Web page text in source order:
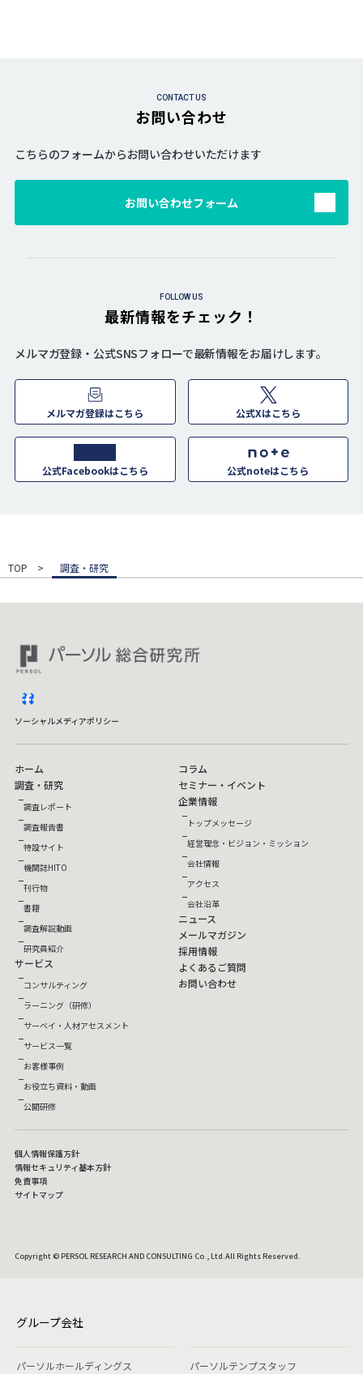
CONTACT US
お問い合わせ
こちらのフォームからお問い合わせいただけます
お問い合わせフォーム
FOLLOW US
最新情報をチェック！
メルマガ登録・公式SNSフォローで最新情報をお届けします。
メルマガ登録はこちら 公式Xはこちら
公式Facebookはこちら 公式noteはこちら
TOP 調査・研究
ソーシャルメディアポリシー
ホーム
調査・研究
調査レポート
調査報告書
特設サイト
機関誌HITO
刊行物
書籍
調査解説動画
研究員紹介
サービス
コンサルティング
ラーニング（研修）
サーベイ・人材アセスメント
サービス一覧
お客様事例
お役立ち資料・動画
公開研修
コラム
セミナー・イベント
企業情報
トップメッセージ
経営理念・ビジョン・ミッション
会社情報
アクセス
会社沿革
ニュース
メールマガジン
採用情報
よくあるご質問
お問い合わせ
Copyright © PERSOL RESEARCH AND CONSULTING Co., Ltd.All Rights Reserved.
個人情報保護方針
情報セキュリティ基本方針
免責事項
サイトマップ
グループ会社
パーソルホールディングス パーソルテンプスタッフ